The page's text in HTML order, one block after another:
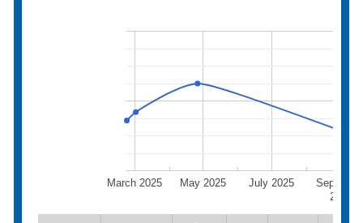
March 2025 May 2025 July 2025
2025